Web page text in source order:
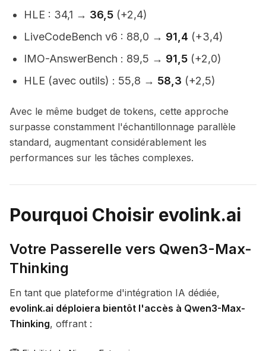
HLE : 34,1 → 36,5 (+2,4)
LiveCodeBench v6 : 88,0 → 91,4 (+3,4)
IMO-AnswerBench : 89,5 → 91,5 (+2,0)
HLE (avec outils) : 55,8 → 58,3 (+2,5)
Avec le même budget de tokens, cette approche
surpasse constamment l'échantillonnage parallèle
standard, augmentant considérablement les
performances sur les tâches complexes.
Pourquoi Choisir evolink.ai
Votre Passerelle vers Qwen3-Max-
Thinking
En tant que plateforme d'intégration IA dédiée,
evolink.ai déploiera bientôt l'accès à Qwen3-Max-
Thinking, offrant :